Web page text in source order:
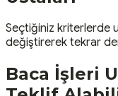
Seçtiğiniz kriterlerde
değiştirerek tekrar
Baca İşleri